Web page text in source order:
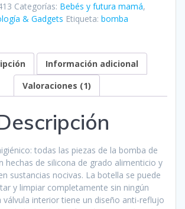
con
pantalla
inteligente
cantidad
Categorías: Bebés y futura mamá,
& Gadgets Etiqueta: bomba
Información adicional
Valoraciones (1)
todas las piezas de la bomba de
hechas de silicona de grado alimenticio y
sustancias nocivas. La botella se puede
y limpiar completamente sin ningún
válvula interior tiene un diseño anti-reflujo